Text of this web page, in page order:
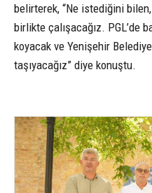
belirterek, “Ne istediğini
birlikte çalışacağız. PGL’de
koyacak ve Yenişehir
taşıyacağız” diye konuştu.